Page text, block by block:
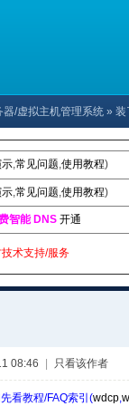
/虚拟主机管理系统 » 装
,常见问题,使用教程)
,常见问题,使用教程)
智能 DNS 开通
术支持/服务
08:46 只看该作者
看教程/FAQ索引(wdcp,